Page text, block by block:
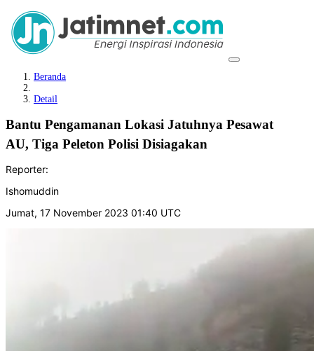
Beranda
Detail
Bantu Pengamanan Lokasi Jatuhnya Pesawat
AU, Tiga Peleton Polisi Disiagakan
Reporter:
Ishomuddin
Jumat, 17 November 2023 01:40 UTC